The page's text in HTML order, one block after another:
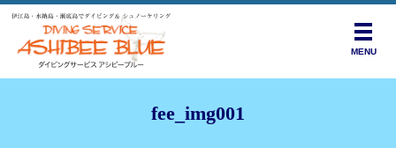
メニ
MENU
fee_img001